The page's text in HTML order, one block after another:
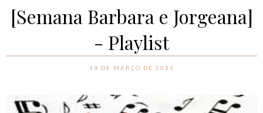
[Semana Barbara e Jorgeana]
- Playlist
19 DE MARÇO DE 2015